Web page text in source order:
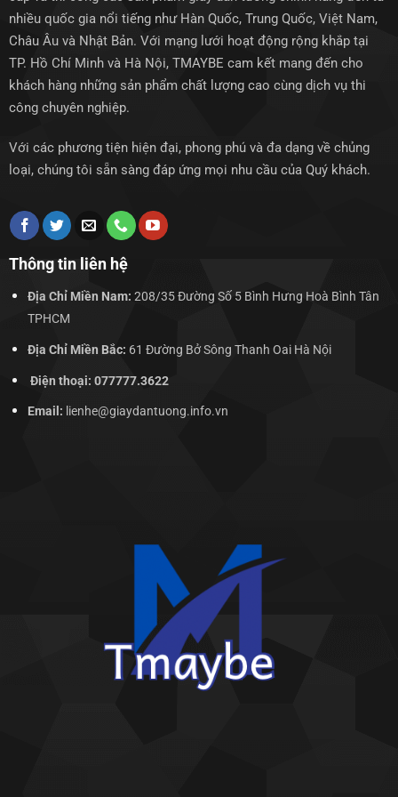
nhiều quốc gia nổi tiếng như Hàn Quốc, Trung Quốc, Việt Nam,
Châu Âu và Nhật Bản. Với mạng lưới hoạt động rộng khắp tại
TP. Hồ Chí Minh và Hà Nội, TMAYBE cam kết mang đến cho
khách hàng những sản phẩm chất lượng cao cùng dịch vụ thi
công chuyên nghiệp.
Với các phương tiện hiện đại, phong phú và đa dạng về chủng
loại, chúng tôi sẵn sàng đáp ứng mọi nhu cầu của Quý khách.
Thông tin liên hệ
Địa Chỉ Miền Nam: 208/35 Đường Số 5 Bình Hưng Hoà Bình Tân
TPHCM
Địa Chỉ Miền Bắc: 61 Đường Bở Sông Thanh Oai Hà Nội
Điện thoại: 077777.3622
Email: lienhe@giaydantuong.info.vn